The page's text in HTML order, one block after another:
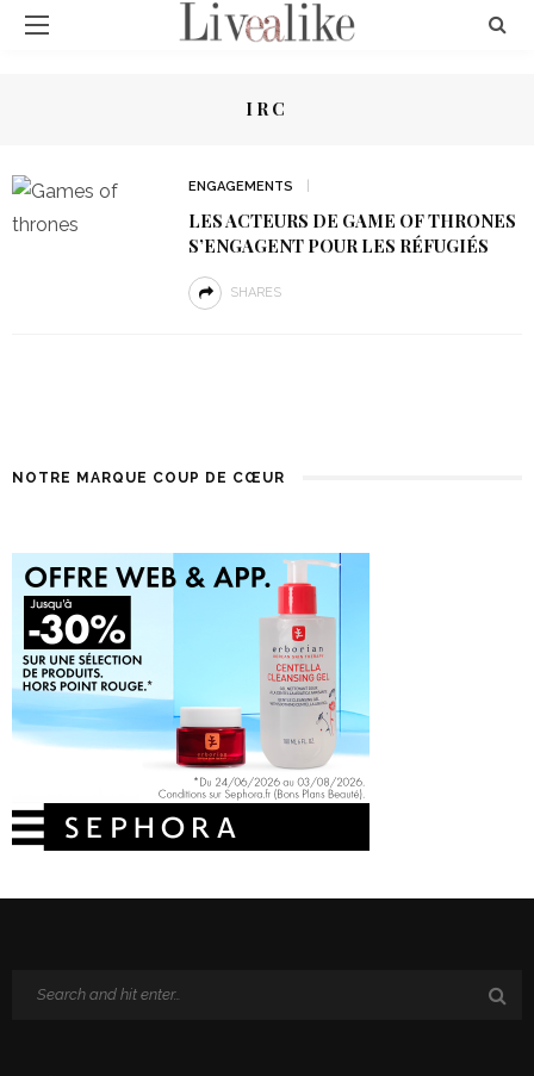
IRC
ENGAGEMENTS
LES ACTEURS DE GAME OF THRONES
S’ENGAGENT POUR LES RÉFUGIÉS
SHARES
NOTRE MARQUE COUP DE CŒUR